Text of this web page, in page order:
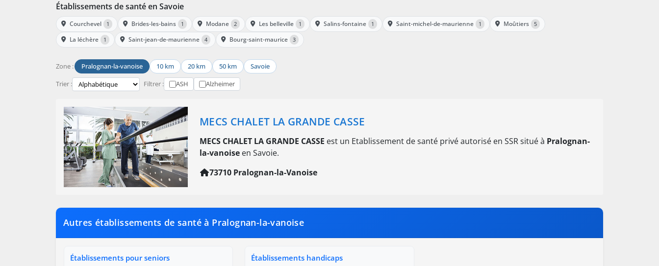
Établissements de santé en Savoie
Courchevel 1 Brides-les-bains 1 Modane 2 Les belleville 1 Salins-fontaine 1 Saint-michel-de-maurienne 1 Moûtiers 5
La léchère 1 Saint-jean-de-maurienne 4 Bourg-saint-maurice 3
Zone : Pralognan-la-vanoise 10 km 20 km 50 km Savoie
Trier : Filtrer : ASH Alzheimer
MECS CHALET LA GRANDE CASSE
MECS CHALET LA GRANDE CASSE est un Etablissement de santé privé autorisé en SSR situé à Pralognan-
la-vanoise en Savoie.
73710 Pralognan-la-Vanoise
Autres établissements de santé à Pralognan-la-vanoise
Établissements pour seniors Établissements handicaps